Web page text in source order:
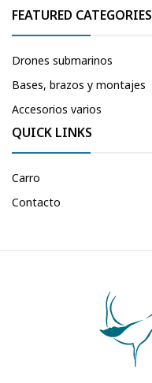
FEATURED CATEGORIES
Drones submarinos
Bases, brazos y montajes
Accesorios varios
QUICK LINKS
Carro
Contacto